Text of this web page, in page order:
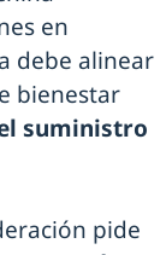
en
debe alinear
bienestar
suministro
pide